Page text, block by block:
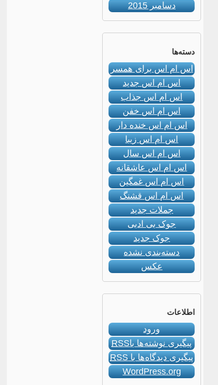
دسامبر 2015
دسته‌ها
اس ام اس برای همسر
اس ام اس جدید
اس ام اس جذاب
اس ام اس خفن
اس ام اس خنده دار
اس ام اس زیبا
اس ام اس سال
اس ام اس عاشقانه
اس ام اس غمگین
اس ام اس قشنگ
جملات جدید
جوک بی ادبی
جوک جدید
دسته‌بندی نشده
عکس
اطلاعات
ورود
پیگیری نوشته‌ها باRSS
پیگیری دیدگاه‌ها باRSS
WordPress.org